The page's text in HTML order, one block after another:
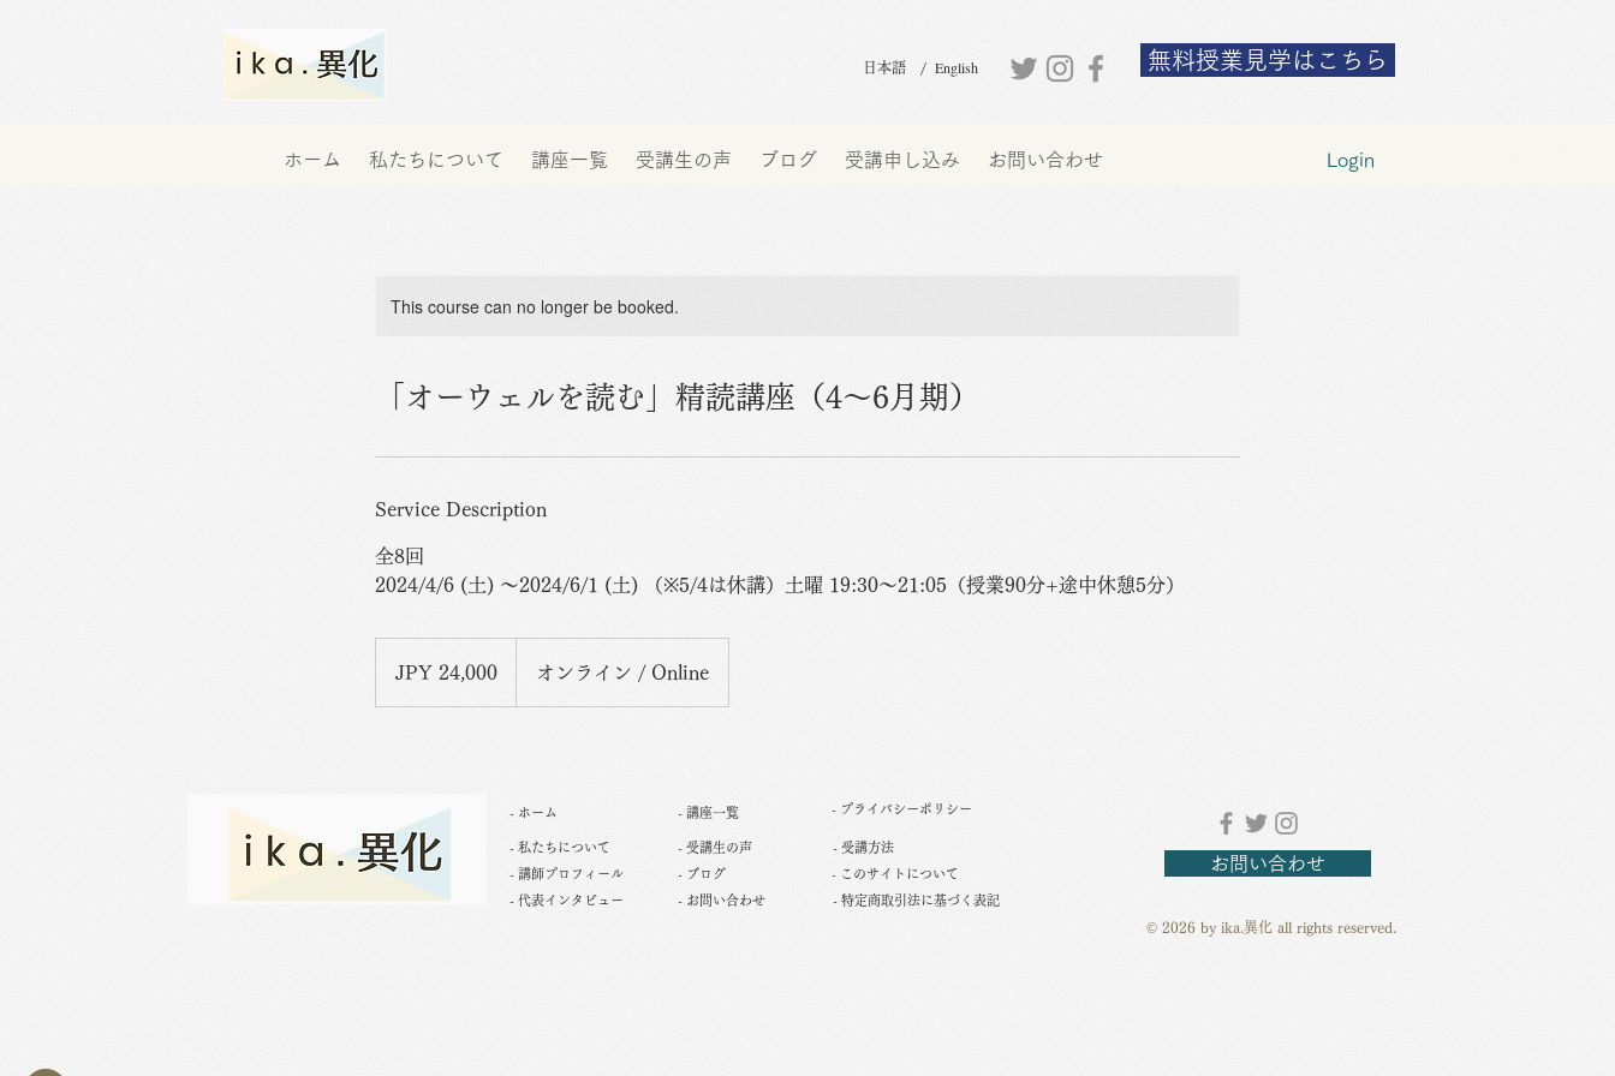
日本語 / English 無料授業見学はこちら
ホーム 私たちについて 講座一覧 受講生の声 ブログ 受講申し込み お問い合わせ Login
This course can no longer be booked.
「オーウェルを読む」精読講座（4〜6月期）
Service Description
全8回
2024/4/6 (土) 〜2024/6/1 (土) （※5/4は休講）土曜 19:30〜21:05（授業90分+途中休憩5分）
JPY 24,000 オンライン / Online
- ホーム - 講座一覧 - プライバシーポリシー
- 私たちについて - 受講生の声
- 受講方法
- このサイトについて
- 講師プロフィール
- ブログ
- お問い合わせ
- 特定商取引法に基づく表記
- 代表インタビュー
お問い合わせ
© 2026 by ika.異化 all rights reserved.